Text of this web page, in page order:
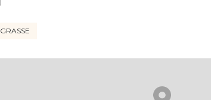
GRASSE